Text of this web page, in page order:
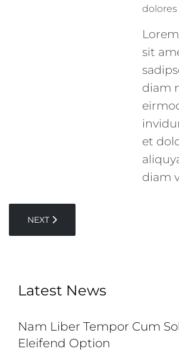
sit
diam
et
diam
NEXT ARTICLE: NAM LIBER
NEXT
Latest News
Nam Liber Tempor Cum
Eleifend Option